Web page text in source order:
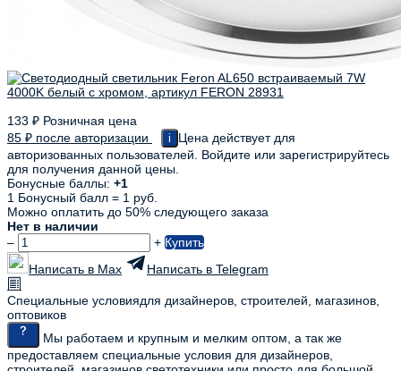
133 ₽ Розничная цена
85 ₽ после авторизации i
Цена действует для
авторизованных пользователей. Войдите или зарегистрируйтесь
для получения данной цены.
Бонусные баллы: +1
1 Бонусный балл = 1 руб.
Можно оплатить до 50% следующего заказа
Нет в наличии
–
+ Купить
Написать в Max
Написать в Telegram
Специальные условиядля дизайнеров, строителей, магазинов,
оптовиков
Мы работаем и крупным и мелким оптом, а так же
предоставляем специальные условия для дизайнеров,